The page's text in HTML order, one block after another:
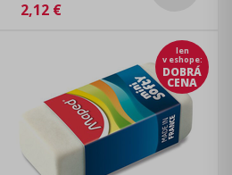
2,12 €
len
v eshope:
DOBRÁ
CENA